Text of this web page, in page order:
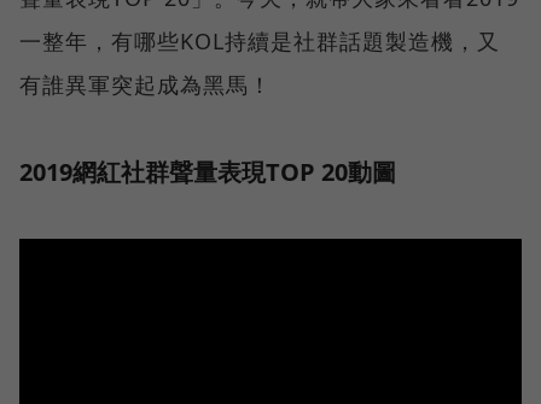
一整年，有哪些KOL持續是社群話題製造機，又
有誰異軍突起成為黑馬！
2019網紅社群聲量表現TOP 20動圖